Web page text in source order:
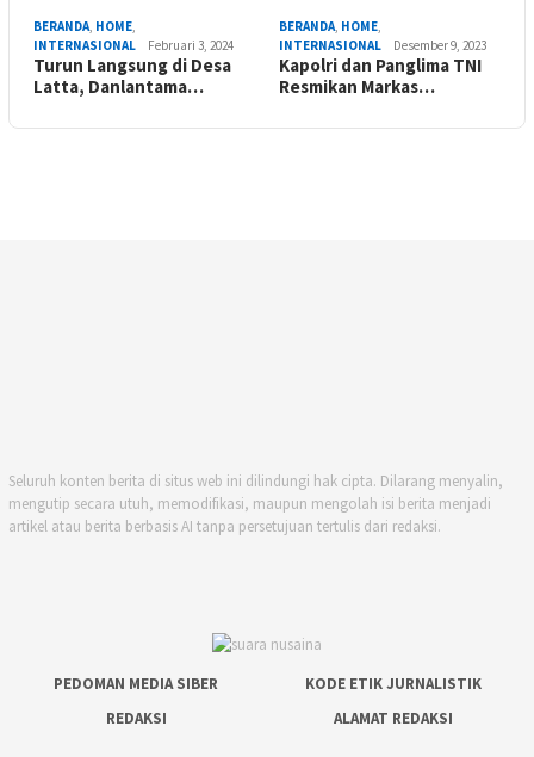
BERANDA, HOME,
INTERNASIONAL
Februari 3, 2024
Turun Langsung di Desa
Latta, Danlantama…
BERANDA, HOME,
INTERNASIONAL
Desember 9, 2023
Kapolri dan Panglima TNI
Resmikan Markas…
Seluruh konten berita di situs web ini dilindungi hak cipta. Dilarang menyalin,
mengutip secara utuh, memodifikasi, maupun mengolah isi berita menjadi
artikel atau berita berbasis AI tanpa persetujuan tertulis dari redaksi.
PEDOMAN MEDIA SIBER
KODE ETIK JURNALISTIK
REDAKSI
ALAMAT REDAKSI